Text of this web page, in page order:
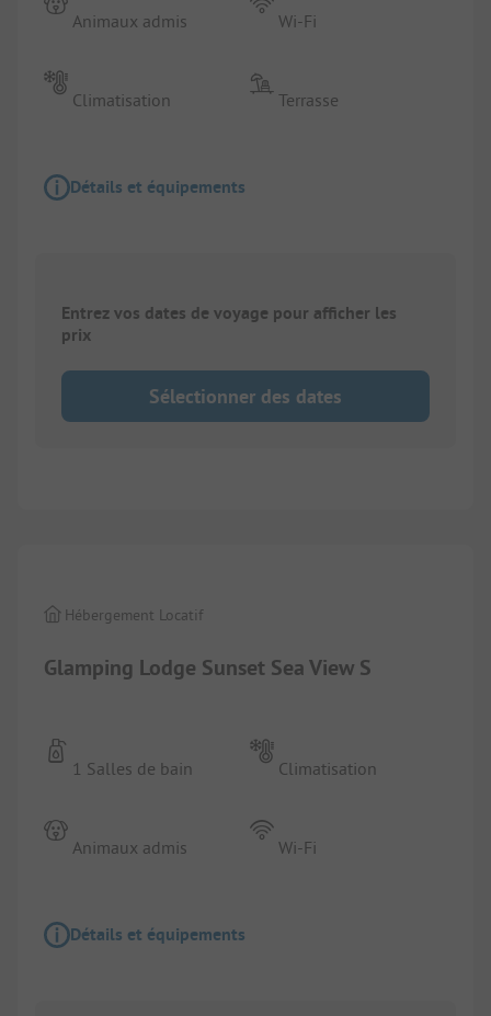
Animaux admis
Climatisation
Wi-Fi
Terrasse
Détails et équipements
Entrez vos dates de voyage pour afficher les
prix
Sélectionner des dates
Glamping Lodge Sunset Sea View S
Hébergement Locatif
1 Salles de bain
Animaux admis
Climatisation
Wi-Fi
Détails et équipements